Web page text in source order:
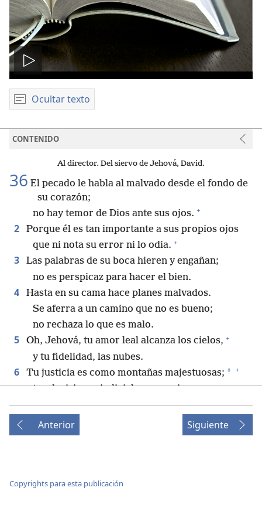
Reproducir
video
Ocultar texto
CONTENIDO
Al director. Del siervo de Jehová, David.
36 El pecado le habla al malvado desde el fondo de
su corazón;
no hay temor de Dios ante sus ojos. +
2
Porque él es tan importante a sus propios ojos
que ni nota su error ni lo odia. +
3
Las palabras de su boca hieren y engañan;
no es perspicaz para hacer el bien.
4
Hasta en su cama hace planes malvados.
Se aferra a un camino que no es bueno;
no rechaza lo que es malo.
5 Oh, Jehová, tu amor leal alcanza los cielos, +
y tu fidelidad, las nubes.
6 Tu justicia es como montañas majestuosas; * +
tus decisiones judiciales, como inmensas
aguas profundas.
Oh, Jehová, tú mantienes
a hombres y
animales.
de los hombres.
Anterior Siguiente
Copyrights para esta publicación